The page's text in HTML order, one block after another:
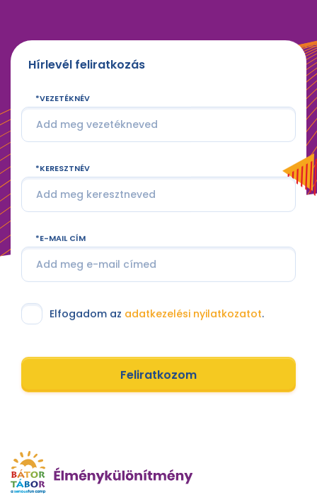
Hírlevél feliratkozás
VEZETÉKNÉV
KERESZTNÉV
E-MAIL CÍM
Elfogadom az adatkezelési nyilatkozatot.
Feliratkozom